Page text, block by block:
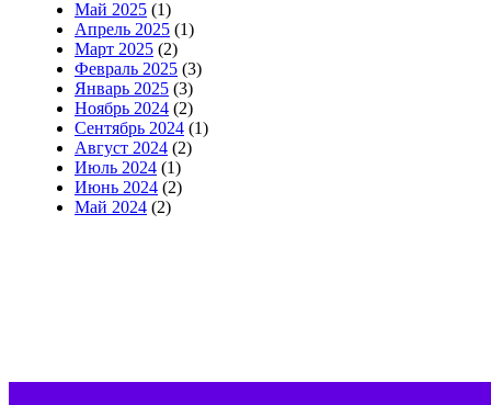
Май 2025 (1)
Апрель 2025 (1)
Март 2025 (2)
Февраль 2025 (3)
Январь 2025 (3)
Ноябрь 2024 (2)
Сентябрь 2024 (1)
Август 2024 (2)
Июль 2024 (1)
Июнь 2024 (2)
Май 2024 (2)